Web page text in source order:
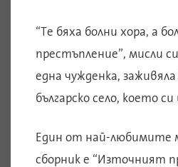
“Те бяха болни хора, а
престъпление”, мисли
една чужденка,
българско село, което
Един от най-любимите
сборник е “Източният